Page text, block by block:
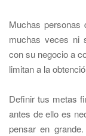
Muchas personas
muchas veces ni
con su negocio a
limitan a la
Definir tus metas
antes de ello es
pensar en